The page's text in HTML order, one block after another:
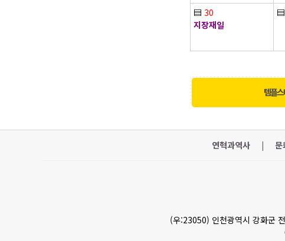
▤ 30
지장재일
▤
템플
연혁과역사 | 문
(우:23050) 인천광역시 강화군